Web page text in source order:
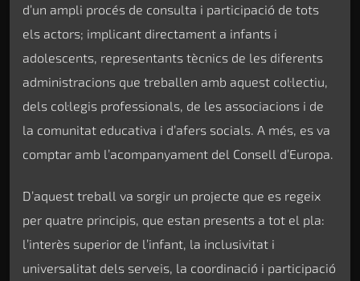
d’un ampli procés de consulta i participació de tots
els actors; implicant directament a infants i
adolescents, representants tècnics de les diferents
administracions que treballen amb aquest col·lectiu,
dels col·legis professionals, de les associacions i de
la comunitat educativa i d’afers socials. A més, es va
comptar amb l’acompanyament del Consell d’Europa.
D’aquest treball va sorgir un projecte que es regeix
per quatre principis, que estan presents a tot el pla:
l’interès superior de l’infant, la inclusivitat i
universalitat dels serveis, la coordinació i participació